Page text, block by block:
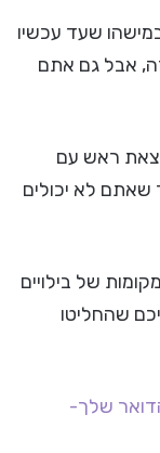
שעד עכשיו
אבל גם אתם
ראש עם
שאתם לא יכולים
של בילויים
שהחליטו
שלך-